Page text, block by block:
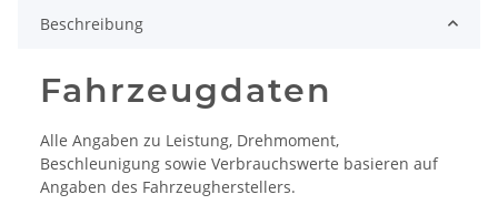
Beschreibung
Fahrzeugdaten
Alle Angaben zu Leistung, Drehmoment,
Beschleunigung sowie Verbrauchswerte basieren auf
Angaben des Fahrzeugherstellers.